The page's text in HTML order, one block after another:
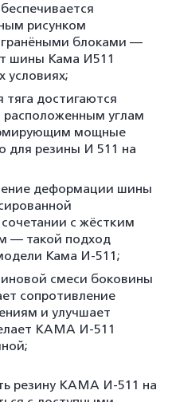
рисунком
гранёными блоками —
шины Кама И511
условиях;
достигаются
расположенным углам
мощные
для резины И 511 на
деформации шины
с жёстким
— такой подход
Кама И-511;
смеси боковины
сопротивление
и улучшает
КАМА И-511
резину КАМА И-511 на